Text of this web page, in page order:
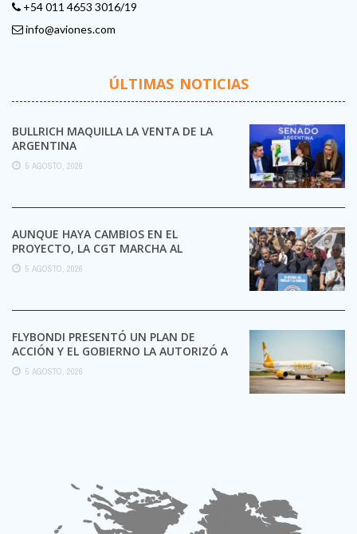
+54 011 4653 3016/19
info@aviones.com
ÚLTIMAS NOTICIAS
BULLRICH MAQUILLA LA VENTA DE LA
ARGENTINA
5 AGOSTO, 2026
AUNQUE HAYA CAMBIOS EN EL
PROYECTO, LA CGT MARCHA AL
CONGRESO CONTRA LA LEY DE ...
5 AGOSTO, 2026
FLYBONDI PRESENTÓ UN PLAN DE
ACCIÓN Y EL GOBIERNO LA AUTORIZÓ A
SEGUIR OPERANDO
5 AGOSTO, 2026